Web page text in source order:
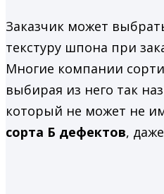
Заказчик может
текстуру шпона при
Многие компании
выбирая из него так
который не может не
сорта Б дефектов,